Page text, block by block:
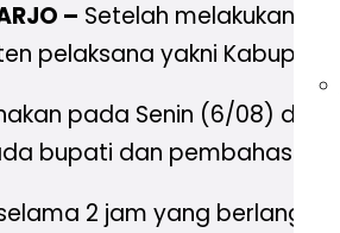
– Setelah melakukan
pelaksana yakni
pada Senin (6/08) di
bupati dan pembahasan
2 jam yang